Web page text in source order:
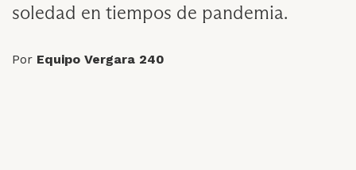
soledad en tiempos de pandemia.
Por Equipo Vergara 240